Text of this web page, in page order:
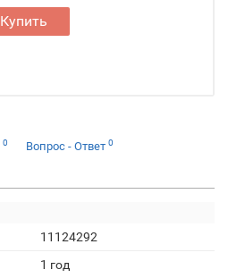
Купить
0 Вопрос - Ответ 0
11124292
1 год